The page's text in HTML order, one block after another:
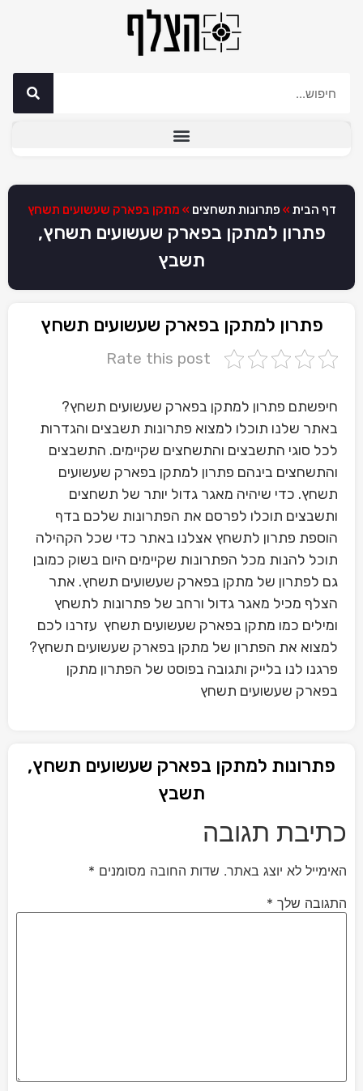
דף הבית » פתרונות תשחצים » מתקן בפארק שעשועים תשחץ
פתרון למתקן בפארק שעשועים תשחץ,
תשבץ
פתרון למתקן בפארק שעשועים תשחץ
Rate this post
חיפשתם פתרון למתקן בפארק שעשועים תשחץ?
באתר שלנו תוכלו למצוא פתרונות תשבצים והגדרות
לכל סוגי התשבצים והתשחצים שקיימים. התשבצים
והתשחצים בינהם פתרון למתקן בפארק שעשועים
תשחץ. כדי שיהיה מאגר גדול יותר של תשחצים
ותשבצים תוכלו לפרסם את הפתרונות שלכם בדף
הוספת פתרון לתשחץ אצלנו באתר כדי שכל הקהילה
תוכל להנות מכל הפתרונות שקיימים היום בשוק כמובן
גם לפתרון של מתקן בפארק שעשועים תשחץ. אתר
הצלף מכיל מאגר גדול ורחב של פתרונות לתשחץ
ומילים כמו מתקן בפארק שעשועים תשחץ עזרנו לכם
למצוא את הפתרון של מתקן בפארק שעשועים תשחץ?
פרגנו לנו בלייק ותגובה בפוסט של הפתרון מתקן
בפארק שעשועים תשחץ
פתרונות למתקן בפארק שעשועים תשחץ,
תשבץ
כתיבת תגובה
האימייל לא יוצג באתר. שדות החובה מסומנים *
התגובה שלך *